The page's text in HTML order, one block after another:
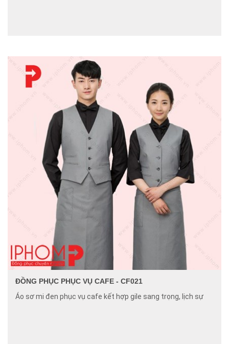
ĐỒNG PHỤC PHỤC VỤ CAFE - CF021
Áo sơ mi đen phục vụ cafe kết hợp gile sang trọng, lịch sự